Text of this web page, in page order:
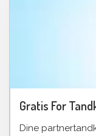
Gratis For
Dine